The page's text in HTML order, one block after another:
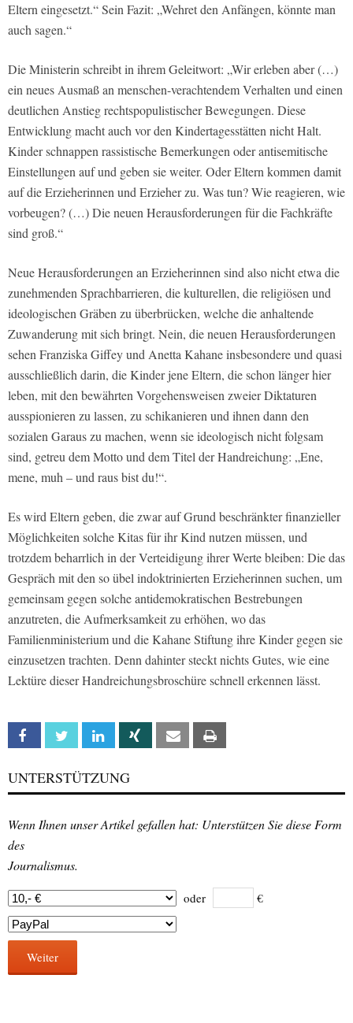
Eltern eingesetzt.“ Sein Fazit: „Wehret den Anfängen, könnte man
auch sagen.“
Die Ministerin schreibt in ihrem Geleitwort: „Wir erleben aber (…)
ein neues Ausmaß an menschen-verachtendem Verhalten und einen
deutlichen Anstieg rechtspopulistischer Bewegungen. Diese
Entwicklung macht auch vor den Kindertagesstätten nicht Halt.
Kinder schnappen rassistische Bemerkungen oder antisemitische
Einstellungen auf und geben sie weiter. Oder Eltern kommen damit
auf die Erzieherinnen und Erzieher zu. Was tun? Wie reagieren, wie
vorbeugen? (…) Die neuen Herausforderungen für die Fachkräfte
sind groß.“
Neue Herausforderungen an Erzieherinnen sind also nicht etwa die
zunehmenden Sprachbarrieren, die kulturellen, die religiösen und
ideologischen Gräben zu überbrücken, welche die anhaltende
Zuwanderung mit sich bringt. Nein, die neuen Herausforderungen
sehen Franziska Giffey und Anetta Kahane insbesondere und quasi
ausschließlich darin, die Kinder jene Eltern, die schon länger hier
leben, mit den bewährten Vorgehensweisen zweier Diktaturen
ausspionieren zu lassen, zu schikanieren und ihnen dann den
sozialen Garaus zu machen, wenn sie ideologisch nicht folgsam
sind, getreu dem Motto und dem Titel der Handreichung: „Ene,
mene, muh – und raus bist du!“.
Es wird Eltern geben, die zwar auf Grund beschränkter finanzieller
Möglichkeiten solche Kitas für ihr Kind nutzen müssen, und
trotzdem beharrlich in der Verteidigung ihrer Werte bleiben: Die das
Gespräch mit den so übel indoktrinierten Erzieherinnen suchen, um
gemeinsam gegen solche antidemokratischen Bestrebungen
anzutreten, die Aufmerksamkeit zu erhöhen, wo das
Familienministerium und die Kahane Stiftung ihre Kinder gegen sie
einzusetzen trachten. Denn dahinter steckt nichts Gutes, wie eine
Lektüre dieser Handreichungsbroschüre schnell erkennen lässt.
Facebook Twitter Linkedin Xing Email
UNTERSTÜTZUNG
Wenn Ihnen unser Artikel gefallen hat: Unterstützen Sie diese Form
des
Journalismus.
oder €
Weiter